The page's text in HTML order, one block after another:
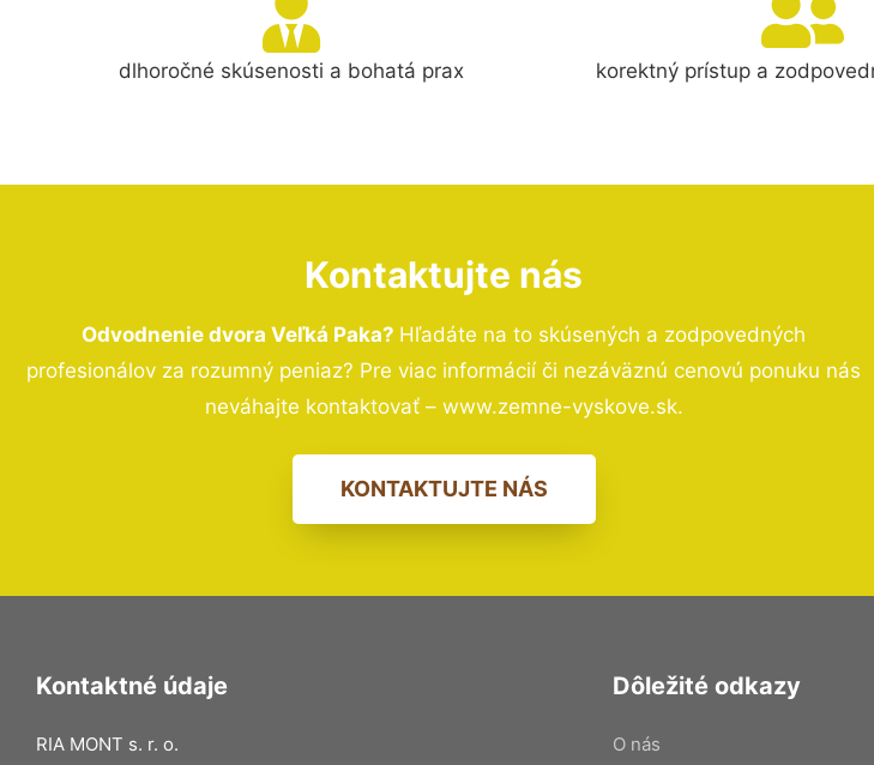
dlhoročné skúsenosti a bohatá prax korektný prístup a
Kontaktujte nás
Odvodnenie dvora Veľká Paka? Hľadáte na to skúsených a zodpovedných
profesionálov za rozumný peniaz? Pre viac informácií či nezáväznú cenovú ponuku nás
neváhajte kontaktovať – www.zemne-vyskove.sk.
KONTAKTUJTE NÁS
Kontaktné údaje
RIA MONT s. r. o.
Dôležité odkazy
O nás